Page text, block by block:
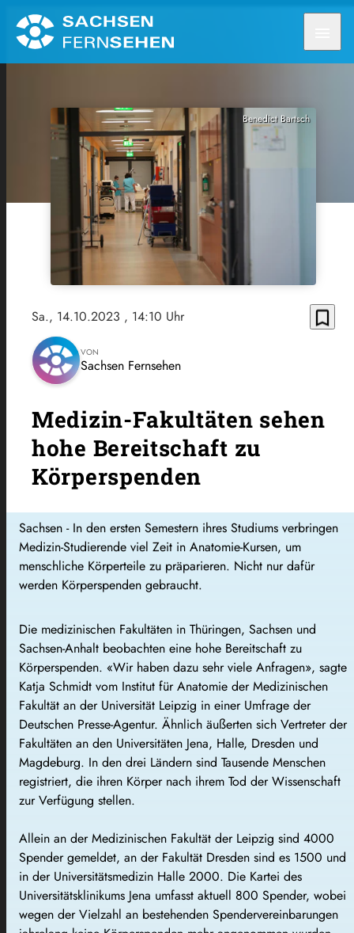
Benedict Bartsch
Sa., 14.10.2023 , 14:10 Uhr bookmark_border
VON
Sachsen Fernsehen
Medizin-Fakultäten sehen
hohe Bereitschaft zu
Körperspenden
Sachsen - In den ersten Semestern ihres Studiums verbringen
Medizin-Studierende viel Zeit in Anatomie-Kursen, um
menschliche Körperteile zu präparieren. Nicht nur dafür
werden Körperspenden gebraucht.
Die medizinischen Fakultäten in Thüringen, Sachsen und
Sachsen-Anhalt beobachten eine hohe Bereitschaft zu
Körperspenden. «Wir haben dazu sehr viele Anfragen», sagte
Katja Schmidt vom Institut für Anatomie der Medizinischen
Fakultät an der Universität Leipzig in einer Umfrage der
Deutschen Presse-Agentur. Ähnlich äußerten sich Vertreter der
Fakultäten an den Universitäten Jena, Halle, Dresden und
Magdeburg. In den drei Ländern sind Tausende Menschen
registriert, die ihren Körper nach ihrem Tod der Wissenschaft
zur Verfügung stellen.
Allein an der Medizinischen Fakultät der Leipzig sind 4000
Spender gemeldet, an der Fakultät Dresden sind es 1500 und
in der Universitätsmedizin Halle 2000. Die Kartei des
Universitätsklinikums Jena umfasst aktuell 800 Spender, wobei
wegen der Vielzahl an bestehenden Spendervereinbarungen